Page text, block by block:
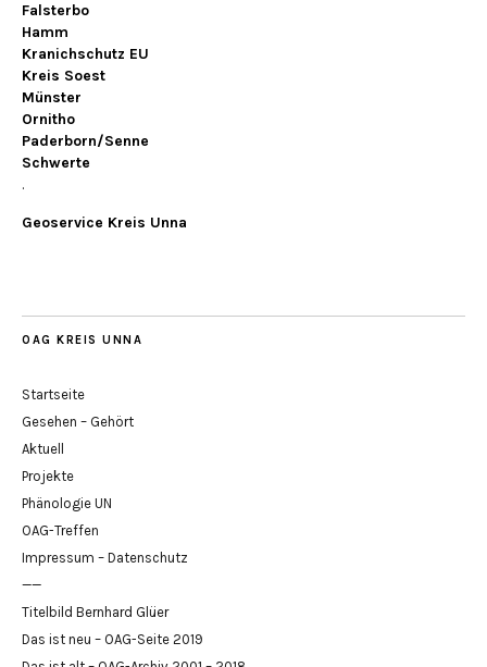
Falsterbo
Hamm
Kranichschutz EU
Kreis Soest
Münster
Ornitho
Paderborn/Senne
Schwerte
.
Geoservice Kreis Unna
OAG KREIS UNNA
Startseite
Gesehen – Gehört
Aktuell
Projekte
Phänologie UN
OAG-Treffen
Impressum – Datenschutz
——
Titelbild Bernhard Glüer
Das ist neu – OAG-Seite 2019